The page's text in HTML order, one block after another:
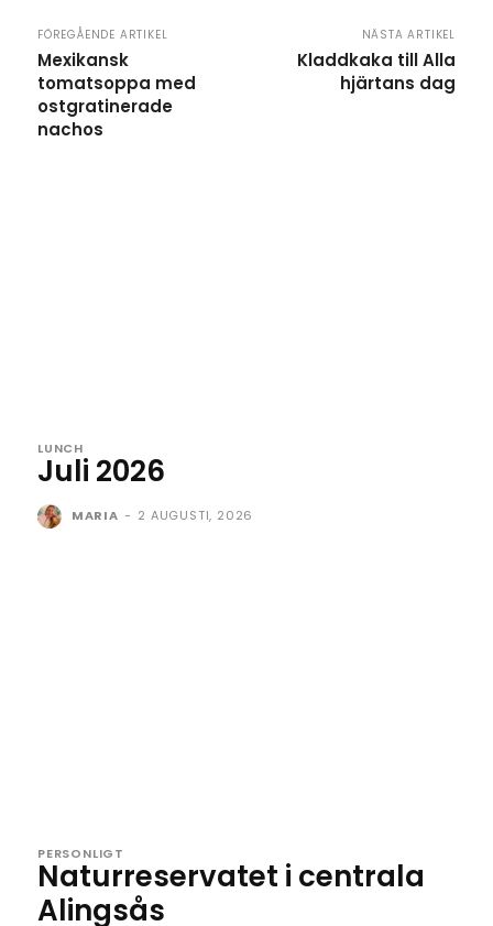
FÖREGÅENDE ARTIKEL
Mexikansk
tomatsoppa med
ostgratinerade
nachos
NÄSTA ARTIKEL
Kladdkaka till Alla
hjärtans dag
LUNCH
Juli 2026
MARIA - 2 AUGUSTI, 2026
PERSONLIGT
Naturreservatet i centrala
Alingsås